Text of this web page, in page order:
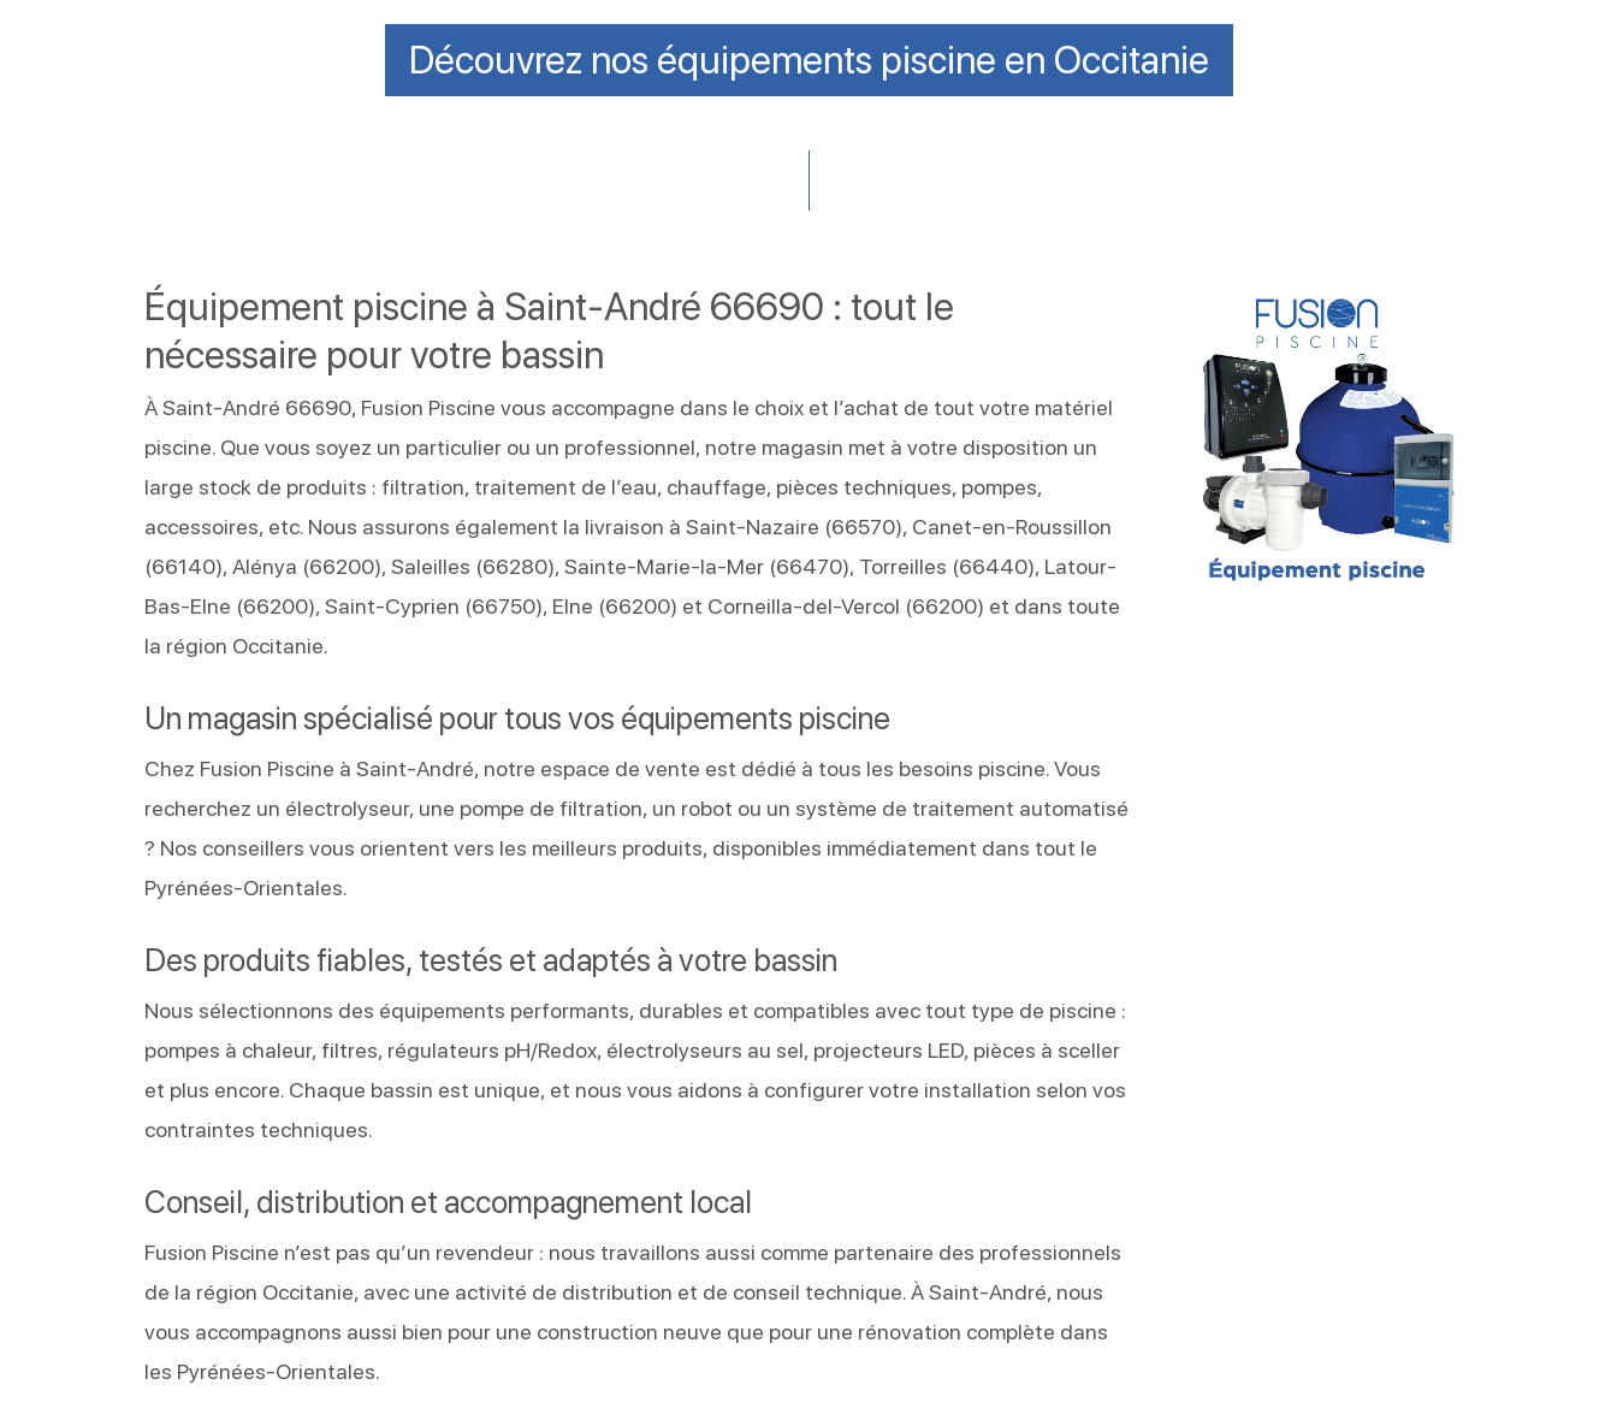
Découvrez nos équipements piscine en Occitanie
Équipement piscine à Saint-André 66690 : tout le
nécessaire pour votre bassin
À Saint-André 66690, Fusion Piscine vous accompagne dans le choix et l’achat de tout votre matériel
piscine. Que vous soyez un particulier ou un professionnel, notre magasin met à votre disposition un
large stock de produits : filtration, traitement de l’eau, chauffage, pièces techniques, pompes,
accessoires, etc. Nous assurons également la livraison à Saint-Nazaire (66570), Canet-en-Roussillon
(66140), Alénya (66200), Saleilles (66280), Sainte-Marie-la-Mer (66470), Torreilles (66440), Latour-
Bas-Elne (66200), Saint-Cyprien (66750), Elne (66200) et Corneilla-del-Vercol (66200) et dans toute
la région Occitanie.
Un magasin spécialisé pour tous vos équipements piscine
Chez Fusion Piscine à Saint-André, notre espace de vente est dédié à tous les besoins piscine. Vous
recherchez un électrolyseur, une pompe de filtration, un robot ou un système de traitement automatisé
? Nos conseillers vous orientent vers les meilleurs produits, disponibles immédiatement dans tout le
Pyrénées-Orientales.
Des produits fiables, testés et adaptés à votre bassin
Nous sélectionnons des équipements performants, durables et compatibles avec tout type de piscine :
pompes à chaleur, filtres, régulateurs pH/Redox, électrolyseurs au sel, projecteurs LED, pièces à sceller
et plus encore. Chaque bassin est unique, et nous vous aidons à configurer votre installation selon vos
contraintes techniques.
Conseil, distribution et accompagnement local
Fusion Piscine n’est pas qu’un revendeur : nous travaillons aussi comme partenaire des professionnels
de la région Occitanie, avec une activité de distribution et de conseil technique. À Saint-André, nous
vous accompagnons aussi bien pour une construction neuve que pour une rénovation complète dans
les Pyrénées-Orientales.